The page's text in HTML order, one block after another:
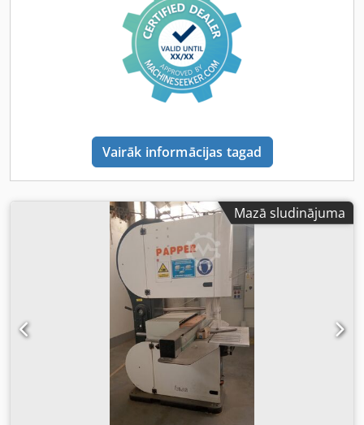
Vairāk informācijas tagad
Mazā sludinājuma